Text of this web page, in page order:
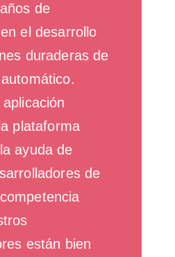
de
el desarrollo
duraderas de
plataforma
ayuda de
de
están bien